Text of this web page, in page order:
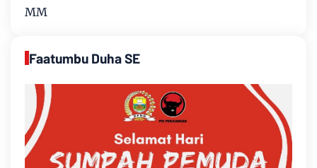
MM
Faatumbu Duha SE